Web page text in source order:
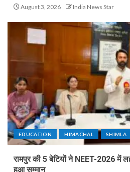
August 3, 2026 India News Star
EDUCATION HIMACHAL SHIMLA
रामपुर की 5 बेटियों ने NEET-2026 में
हुआ सम्मान